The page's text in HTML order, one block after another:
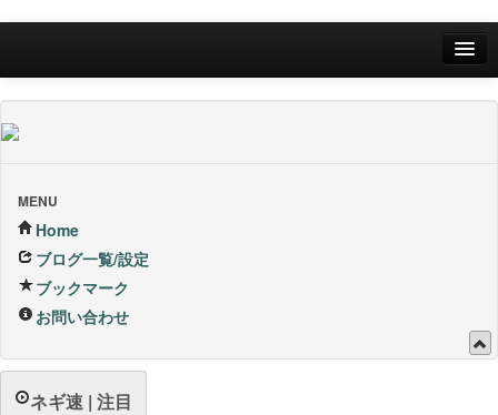
Home
ブックマーク他
ブックマーク
24Hランキング
昨日のランキング
1週間内ランキング
MENU
Home
ブログ一覧/設定
ブックマーク
お問い合わせ
ネギ速 | 注目